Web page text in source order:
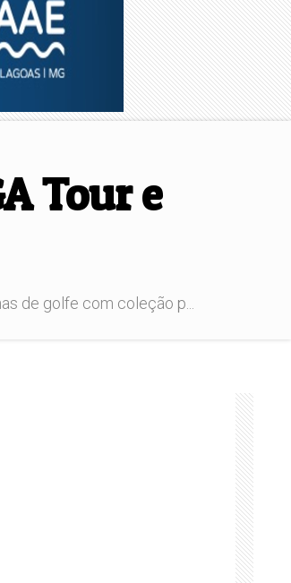
Tour e
de golfe com coleção p...